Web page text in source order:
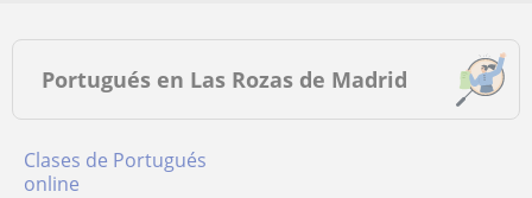
Portugués en Las Rozas de Madrid
Clases de Portugués
online